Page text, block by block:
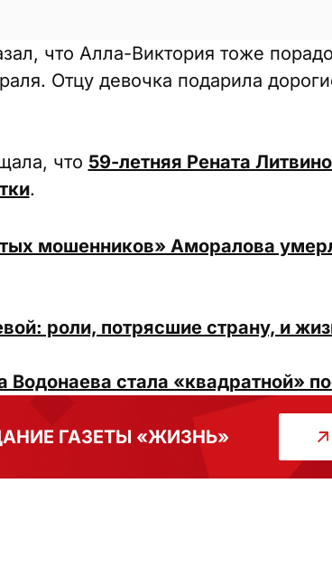
что Алла-Виктория тоже
Отцу девочка подарила
что 59-летняя Рената
.
мошенников» Аморалова
роли, потрясшие страну, и
Водонаева стала «квадратной»
ГАЗЕТЫ «ЖИЗНЬ»